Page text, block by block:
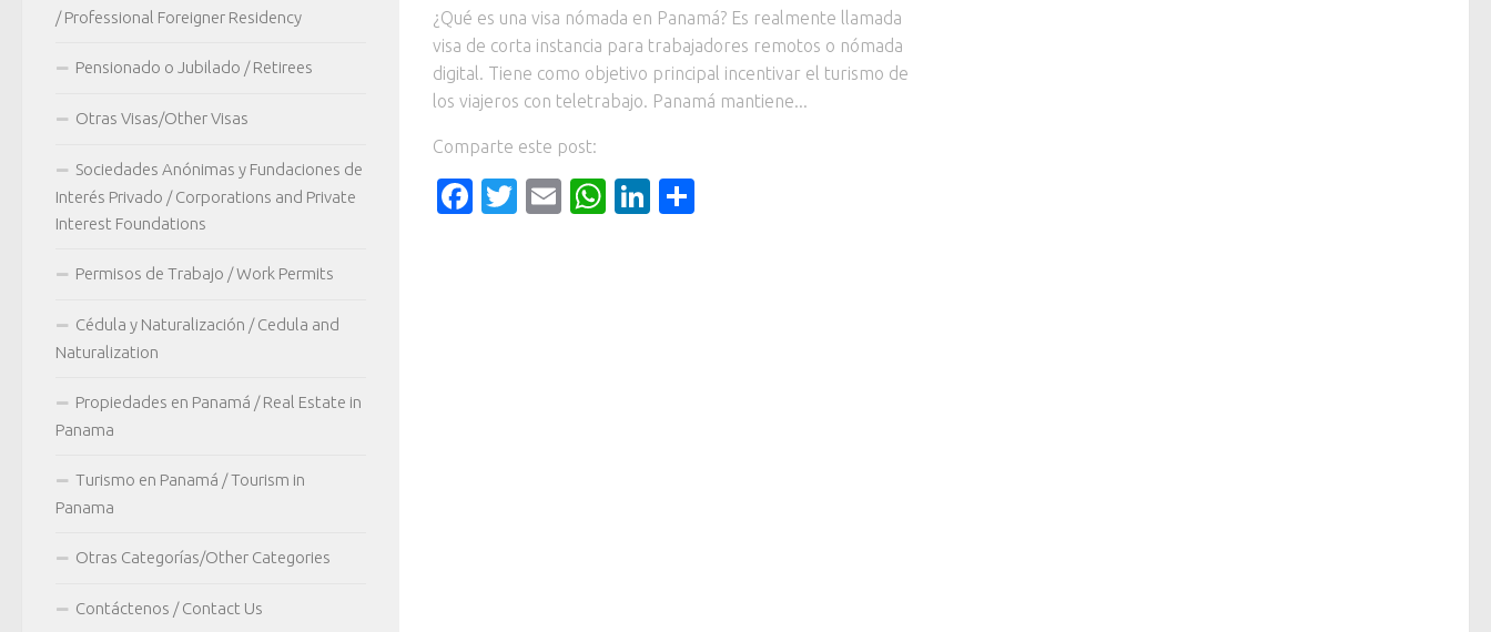
¿Qué es una visa nómada en Panamá? Es realmente llamada
visa de corta instancia para trabajadores remotos o nómada
digital. Tiene como objetivo principal incentivar el turismo de
los viajeros con teletrabajo. Panamá mantiene...
Comparte este post:
Facebook
Twitter
EmailWhatsApp
LinkedIn
/ Professional Foreigner Residency
Pensionado o Jubilado / Retirees
Otras Visas/Other Visas
Sociedades Anónimas y Fundaciones de
Interés Privado / Corporations and Private
Interest Foundations
Permisos de Trabajo / Work Permits
Cédula y Naturalización / Cedula and
Naturalization
Propiedades en Panamá / Real Estate in
Panama
Turismo en Panamá / Tourism in
Panama
Otras Categorías/Other Categories
Contáctenos / Contact Us